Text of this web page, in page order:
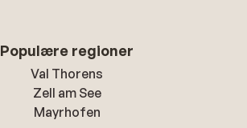
Populære regioner
Val Thorens
Zell am See
Mayrhofen